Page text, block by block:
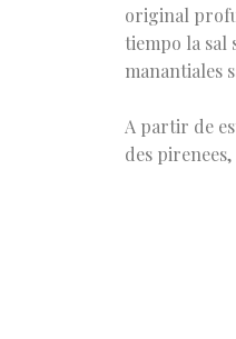
original
tiempo la sal
manantiales
A partir de
des